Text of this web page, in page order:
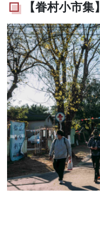
【眷村小市集】